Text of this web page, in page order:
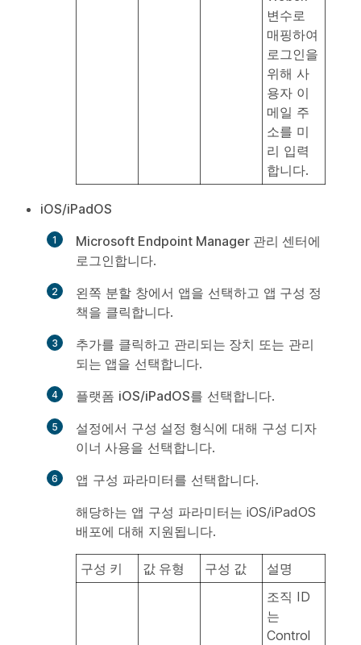
변수로
매핑하여
로그인을
위해 사
용자 이
메일 주
소를 미
리 입력
합니다.
iOS/iPadOS
Microsoft Endpoint Manager 관리 센터에
로그인합니다.
왼쪽 분할 창에서 앱을 선택하고 앱 구성 정
책을 클릭합니다.
추가를 클릭하고 관리되는 장치 또는 관리
되는 앱을 선택합니다.
플랫폼 iOS/iPadOS를 선택합니다.
설정에서 구성 설정 형식에 대해 구성 디자
이너 사용을 선택합니다.
앱 구성 파라미터를 선택합니다.
해당하는 앱 구성 파라미터는 iOS/iPadOS
배포에 대해 지원됩니다.
구성 키 값 유형 구성 값 설명
조직 ID
는
Control